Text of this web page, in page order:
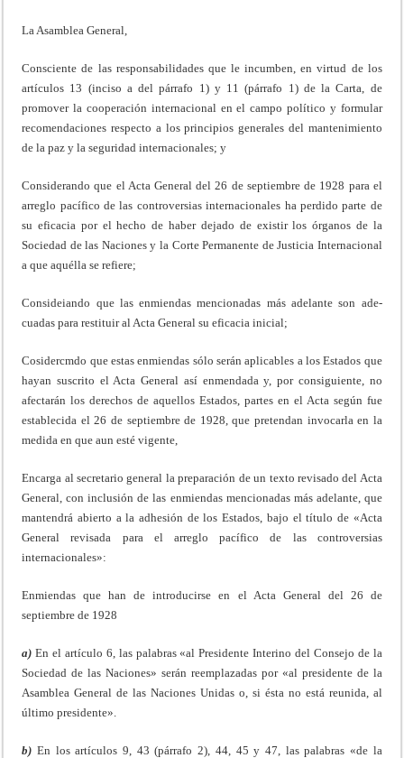
La Asamblea General,
Consciente de las responsabilidades que le incumben, en virtud de los
artículos 13 (inciso a del párrafo 1) y 11 (párrafo 1) de la Carta, de
promover la cooperación internacional en el campo político y for­mular
recomendaciones respecto a los principios generales del mante­nimiento
de la paz y la seguridad internacionales; y
Considerando que el Acta General del 26 de septiembre de 1928 para el
arreglo pacífico de las controversias internacionales ha perdido parte de
su eficacia por el hecho de haber dejado de existir los órganos de la
Sociedad de las Naciones y la Corte Permanente de Justicia Internacio­nal
a que aquélla se refiere;
Consideiando que las enmiendas mencionadas más adelante son ade­
cuadas para restituir al Acta General su eficacia inicial;
Cosidercmdo que estas enmiendas sólo serán aplicables a los Estados que
hayan suscrito el Acta General así enmendada y, por consiguiente, no
afectarán los derechos de aquellos Estados, partes en el Acta según fue
establecida el 26 de septiembre de 1928, que pretendan invocarla en la
medida en que aun esté vigente,
Encarga al secretario general la preparación de un texto revisado del Acta
General, con inclusión de las enmiendas mencionadas más ade­lante, que
mantendrá abierto a la adhesión de los Estados, bajo el tí­tulo de «Acta
General revisada para el arreglo pacífico de las contro­versias
internacionales»:
Enmiendas que han de introducirse en el Acta General del 26 de
septiembre de 1928
a)En el artículo 6, las palabras «al Presidente Interino del Consejo de la
Sociedad de las Naciones» serán reemplazadas por «al presidente de la
Asamblea General de las Naciones Unidas o, si ésta no está reuni­da, al
último presidente».
b) En los artículos 9, 43 (párrafo 2), 44, 45 y 47, las palabras «de la